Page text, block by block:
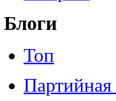
Блоги
Топ